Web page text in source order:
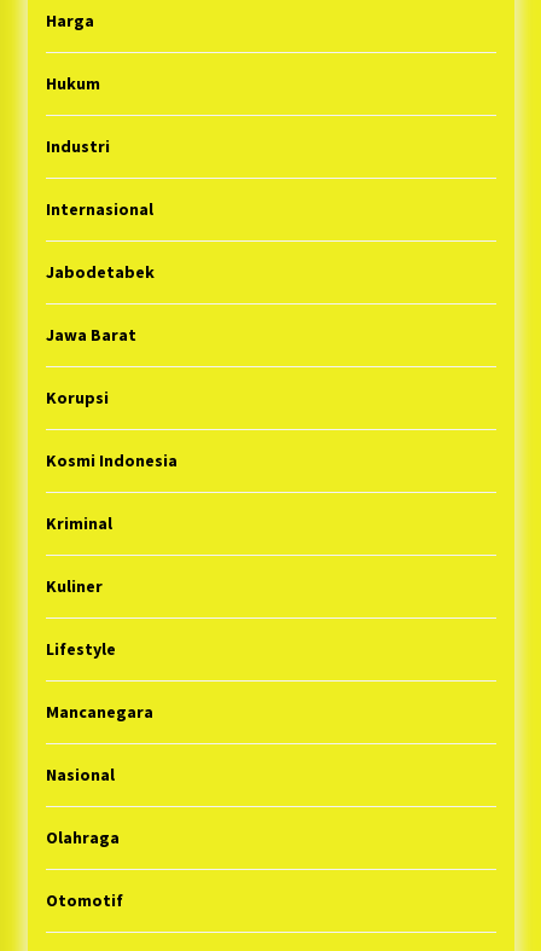
Harga
Hukum
Industri
Internasional
Jabodetabek
Jawa Barat
Korupsi
Kosmi Indonesia
Kriminal
Kuliner
Lifestyle
Mancanegara
Nasional
Olahraga
Otomotif